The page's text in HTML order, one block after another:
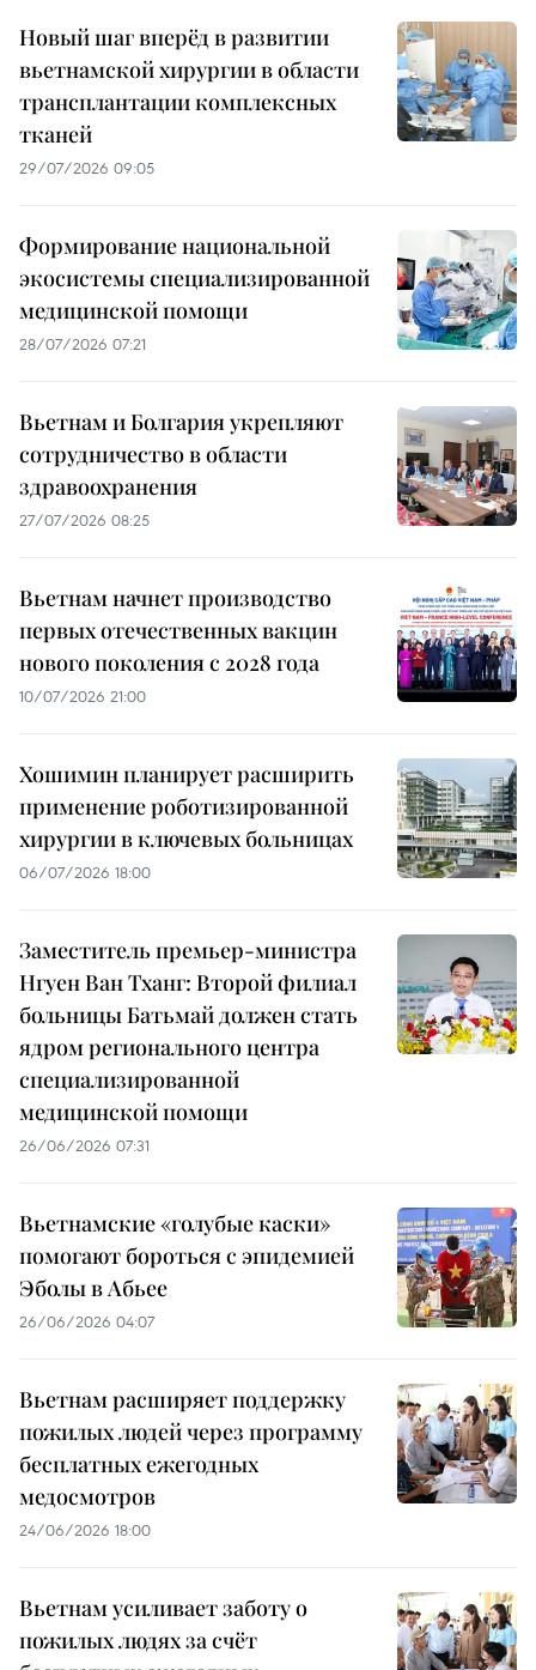
Новый шаг вперёд в развитии
вьетнамской хирургии в области
трансплантации комплексных
тканей
29/07/2026 09:05
Формирование национальной
экосистемы специализированной
медицинской помощи
28/07/2026 07:21
Вьетнам и Болгария укрепляют
сотрудничество в области
здравоохранения
27/07/2026 08:25
Вьетнам начнет производство
первых отечественных вакцин
нового поколения с 2028 года
10/07/2026 21:00
Хошимин планирует расширить
применение роботизированной
хирургии в ключевых больницах
06/07/2026 18:00
Заместитель премьер-министра
Нгуен Ван Тханг: Второй филиал
больницы Батьмай должен стать
ядром регионального центра
специализированной
медицинской помощи
26/06/2026 07:31
Вьетнамские «голубые каски»
помогают бороться с эпидемией
Эболы в Абьее
26/06/2026 04:07
Вьетнам расширяет поддержку
пожилых людей через программу
бесплатных ежегодных
медосмотров
24/06/2026 18:00
Вьетнам усиливает заботу о
пожилых людях за счёт